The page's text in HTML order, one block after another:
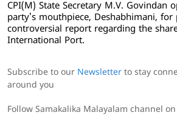
CPI(M) State Secretary M.V. Govindan
party's mouthpiece, Deshabhimani, for
controversial report regarding the
International Port.
Subscribe to our Newsletter to stay
around you
Follow Samakalika Malayalam channel on